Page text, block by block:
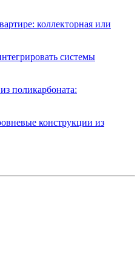
коллекторная или
системы
поликарбоната:
конструкции из